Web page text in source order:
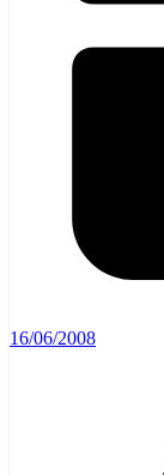
16/06/2008